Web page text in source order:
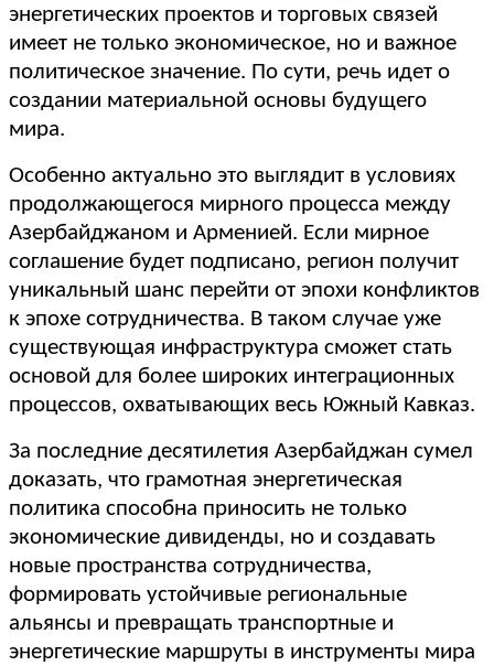
энергетических проектов и торговых связей
имеет не только экономическое, но и важное
политическое значение. По сути, речь идет о
создании материальной основы будущего
мира.
Особенно актуально это выглядит в условиях
продолжающегося мирного процесса между
Азербайджаном и Арменией. Если мирное
соглашение будет подписано, регион получит
уникальный шанс перейти от эпохи конфликтов
к эпохе сотрудничества. В таком случае уже
существующая инфраструктура сможет стать
основой для более широких интеграционных
процессов, охватывающих весь Южный Кавказ.
За последние десятилетия Азербайджан сумел
доказать, что грамотная энергетическая
политика способна приносить не только
экономические дивиденды, но и создавать
новые пространства сотрудничества,
формировать устойчивые региональные
альянсы и превращать транспортные и
энергетические маршруты в инструменты мира